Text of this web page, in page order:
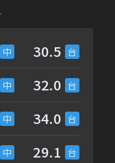
30.5
32.0
34.0
29.1